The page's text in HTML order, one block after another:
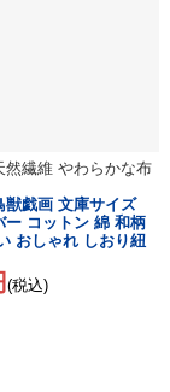
然繊維 やわらかな布
獣戯画 文庫サイズ
ー コットン 綿 和柄
おしゃれ しおり紐
(税込)